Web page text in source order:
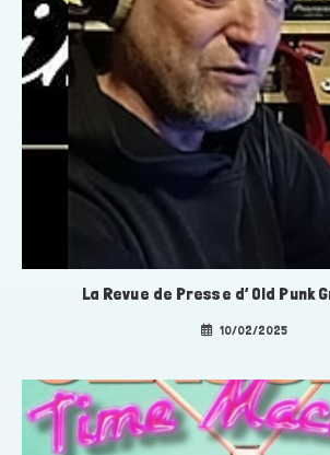
La Revue de Presse d’ Old Punk
10/02/2025